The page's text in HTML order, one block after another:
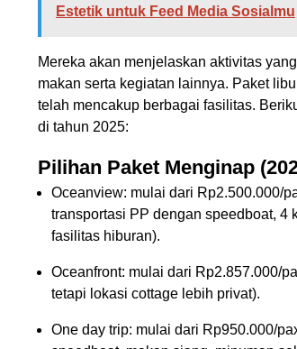
Estetik untuk Feed Media Sosialmu
Mereka akan menjelaskan aktivitas
makan serta kegiatan lainnya. Paket
telah mencakup berbagai fasilitas.
di tahun 2025:
Pilihan Paket Menginap
Oceanview: mulai dari Rp2.500.000/
transportasi PP dengan speedboat, 4
fasilitas hiburan).
Oceanfront: mulai dari Rp2.857.000/
tetapi lokasi cottage lebih privat).
One day trip: mulai dari Rp950.000/